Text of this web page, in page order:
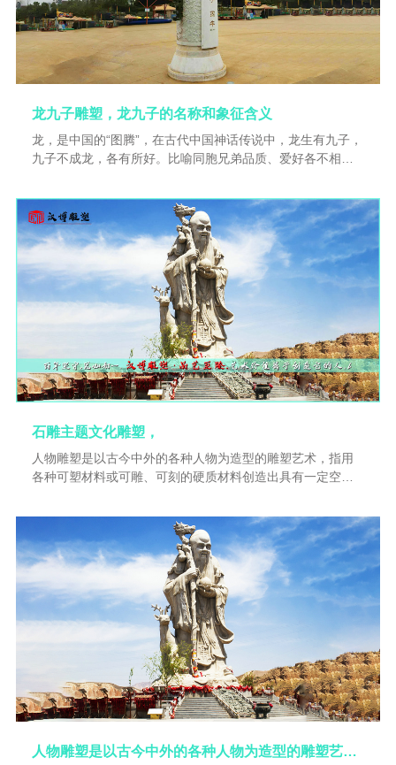
雕远销英、美、法，多次参加国际性赛会，并在1899年巴黎
赛会、1905年比利时赛会、1915年美国太平洋万国博览会上
展出获奖。宣统二年，青田石雕在南�
龙九子雕塑，龙九子的名称和象征含义
龙，是中国的“图腾”，在古代中国神话传说中，龙生有九子，
九子不成龙，各有所好。比喻同胞兄弟品质、爱好各不相
九是个虚数，也是贵数，所以用来描述龙子。龙有九子这个
说法由来已久，但是究竟是哪九种动物一直没有说法，直到
明朝才出现了各种说法。
石雕主题文化雕塑，
人物雕塑是以古今中外的各种人物为造型的雕塑艺术，指用
各种可塑材料或可雕、可刻的硬质材料创造出具有一定空间
术家的审美感受、审美情感、审美。雕塑是一种相对永久性
的艺术，古代许多事物经过历史长河的冲刷已荡然无存，历
代的雕塑遗产在一定意义上成为人类形象的历史。传统的观
念认为雕塑是静态的、可视的、可触的三维物体，通过雕塑
诉诸视觉的空间形象来反映现实，因而被...
人物雕塑是以古今中外的各种人物为造型的雕塑艺术。